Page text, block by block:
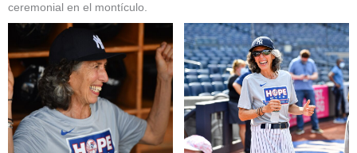
ceremonial en el montículo.